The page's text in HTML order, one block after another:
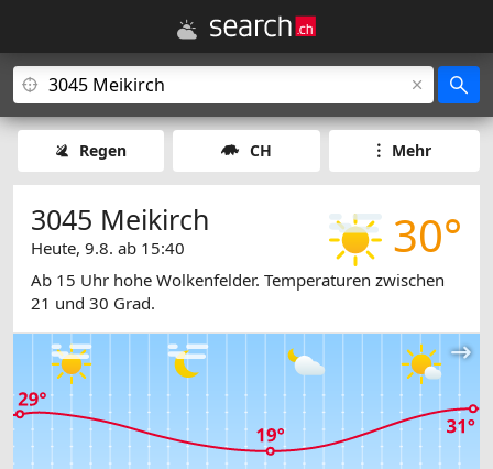
Regen CH Mehr
30°
3045 Meikirch
Heute, 9.8. ab 15:40
Ab 15 Uhr hohe Wolkenfelder. Temperaturen zwischen
21 und 30 Grad.